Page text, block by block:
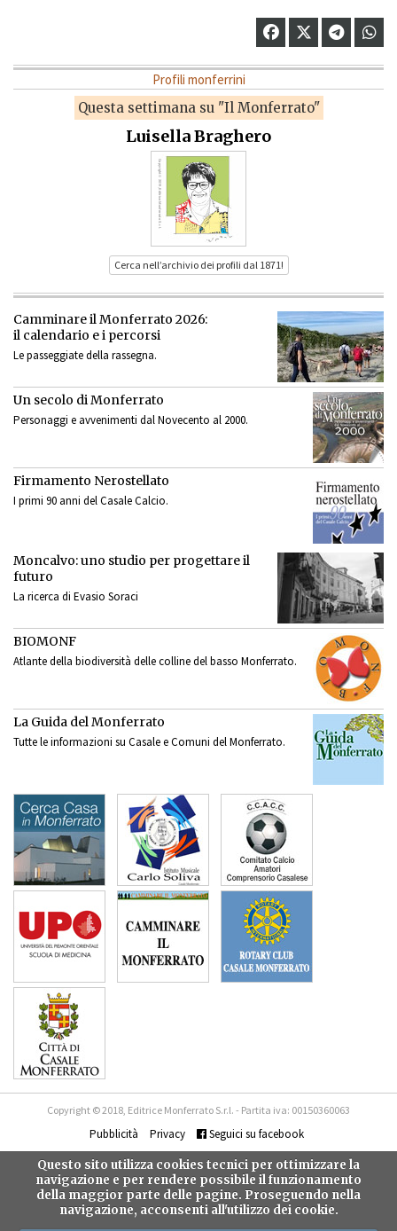
Profili monferrini
Questa settimana su "Il Monferrato"
Luisella Braghero
Cerca nell’archivio dei profili dal 1871!
Camminare il Monferrato 2026:
il calendario e i percorsi
Le passeggiate della rassegna.
Un secolo di Monferrato
Personaggi e avvenimenti dal Novecento al 2000.
Firmamento Nerostellato
I primi 90 anni del Casale Calcio.
Moncalvo: uno studio per progettare il
futuro
La ricerca di Evasio Soraci
BIOMONF
Atlante della biodiversità delle colline del basso Monferrato.
La Guida del Monferrato
Tutte le informazioni su Casale e Comuni del Monferrato.
Copyright © 2018, Editrice Monferrato S.r.l. - Partita iva: 00150360063
Pubblicità Privacy Seguici su facebook
Questo sito utilizza cookies tecnici per ottimizzare la
navigazione e per rendere possibile il funzionamento
della maggior parte delle pagine. Proseguendo nella
navigazione, acconsenti all'utilizzo dei cookie.